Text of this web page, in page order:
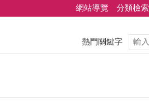
網站導覽 分類檢索
熱門關鍵字